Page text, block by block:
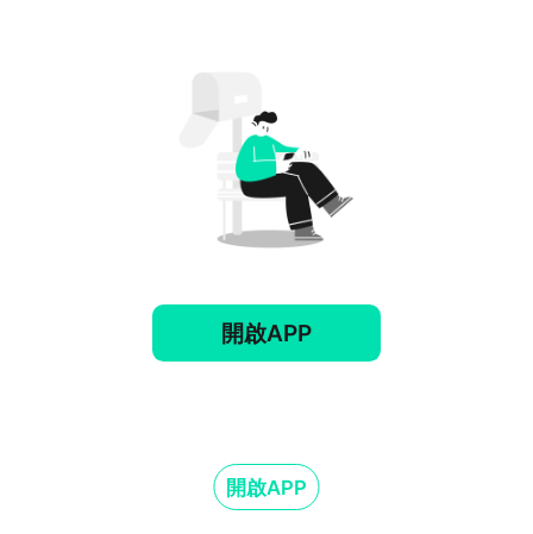
開啟APP
開啟APP